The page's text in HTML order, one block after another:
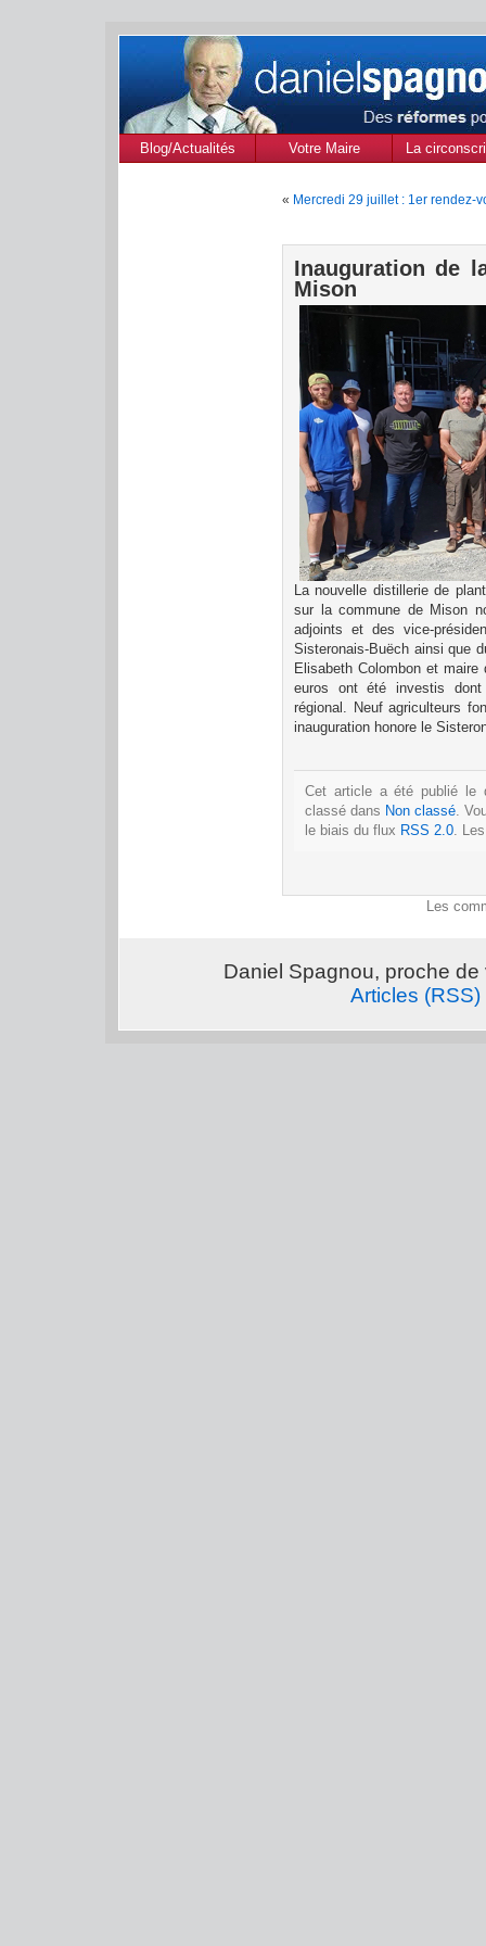
Blog/Actualités Votre Maire
La
« Mercredi 29 juillet : 1er rendez-
Inauguration de
Mison
La nouvelle distillerie de
sur la commune de Mison
adjoints et des vice-
Sisteronais-Buëch ainsi que
Elisabeth Colombon et
euros ont été investis
régional. Neuf agriculteurs
inauguration honore le
Cet article a été publié le
classé dans Non classé.
le biais du flux RSS 2.0.
Les
Daniel Spagnou, proche
Articles (RSS)